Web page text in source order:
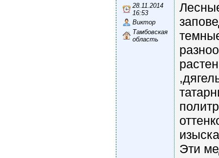
28.11.2014
16:53
Виктор
Тамбовская
область
Эти